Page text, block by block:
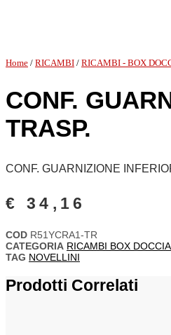
Home / RICAMBI / RICAMBI - BOX
CONF.
TRASP.
CONF. GUARNIZIONE
€ 34,16
COD R51YCRA1-TR
CATEGORIA RICAMBI BOX
TAG NOVELLINI
Prodotti Correlati